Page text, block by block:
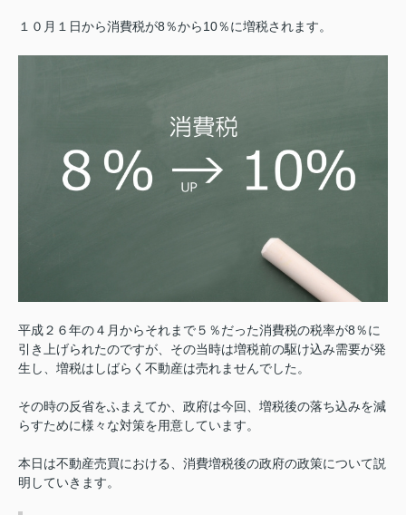
１０月１日から消費税が8％から10％に増税されます。
平成２６年の４月からそれまで５％だった消費税の税率が8％に
引き上げられたのですが、その当時は増税前の駆け込み需要が発
生し、増税はしばらく不動産は売れませんでした。
その時の反省をふまえてか、政府は今回、増税後の落ち込みを減
らすために様々な対策を用意しています。
本日は不動産売買における、消費増税後の政府の政策について説
明していきます。